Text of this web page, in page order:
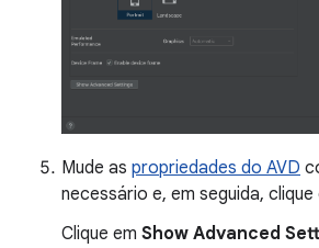
Mude as propriedades do AVD
necessário e, em seguida, clique
Clique em Show Advanced